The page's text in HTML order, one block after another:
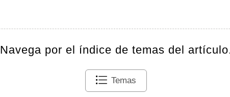
Navega por el índice de temas del
Temas